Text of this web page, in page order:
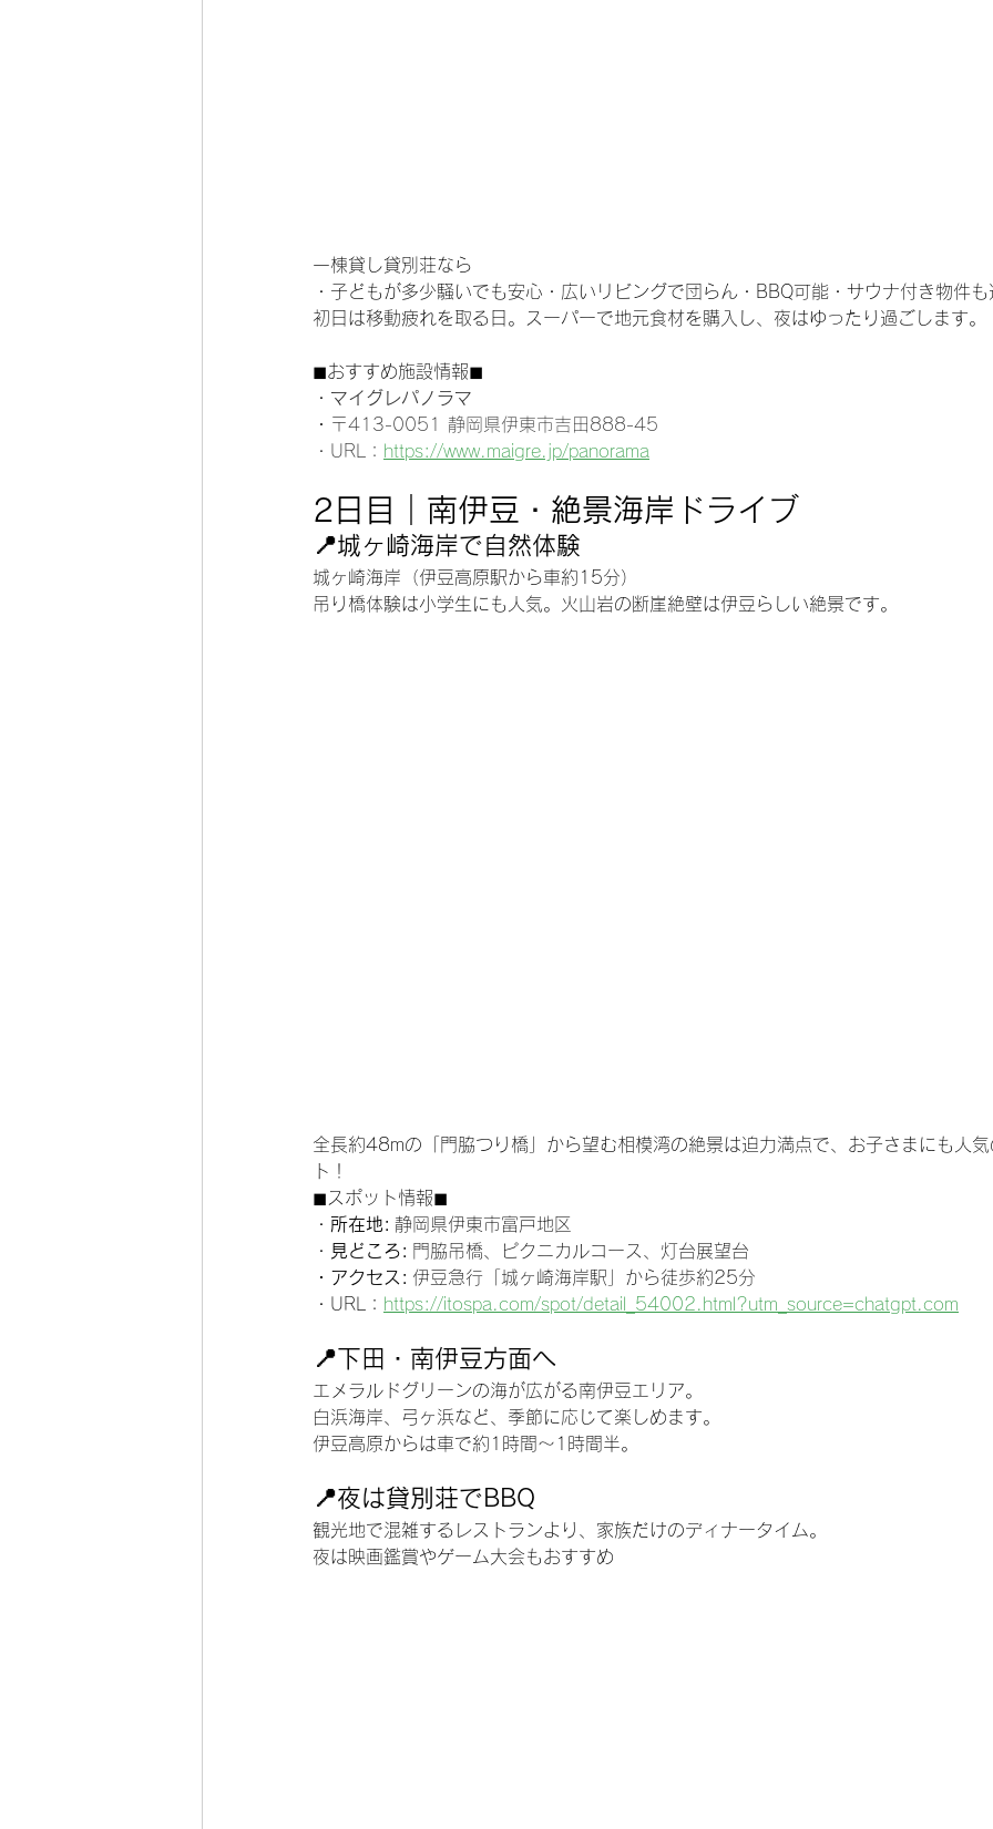
一棟貸し貸別荘なら
・子どもが多少騒いでも安心・広いリビングで団らん・BBQ可能・サウナ付き物件
初日は移動疲れを取る日。スーパーで地元食材を購入し、夜はゆったり過ごします。
◼︎おすすめ施設情報◼︎
・ マイグレパノラマ
・ 〒413-0051 静岡県伊東市吉田888-45
・URL： https://www.maigre.jp/panorama
2日目｜南伊豆・絶景海岸ドライブ
📍城ヶ崎海岸で自然体験
城ヶ崎海岸（伊豆高原駅から車約15分）
吊り橋体験は小学生にも人気。火山岩の断崖絶壁は伊豆らしい絶景です。
全長約48mの「門脇つり橋」から望む相模湾の絶景は迫力満点で、お子さまにも人
ト！
◼︎スポット情報◼︎
・ 所在地: 静岡県伊東市富戸地区
・ 見どころ: 門脇吊橋、ピクニカルコース、灯台展望台
・アクセス: 伊豆急行「城ヶ崎海岸駅」から徒歩約25分
・URL： https://itospa.com/spot/detail_54002.html?utm_source=chatgpt.com
📍下田・南伊豆方面へ
エメラルドグリーンの海が広がる南伊豆エリア。
白浜海岸、弓ヶ浜など、季節に応じて楽しめます。
伊豆高原からは車で約1時間〜1時間半。
📍夜は貸別荘でBBQ
観光地で混雑するレストランより、家族だけのディナータイム。
夜は映画鑑賞やゲーム大会もおすすめ